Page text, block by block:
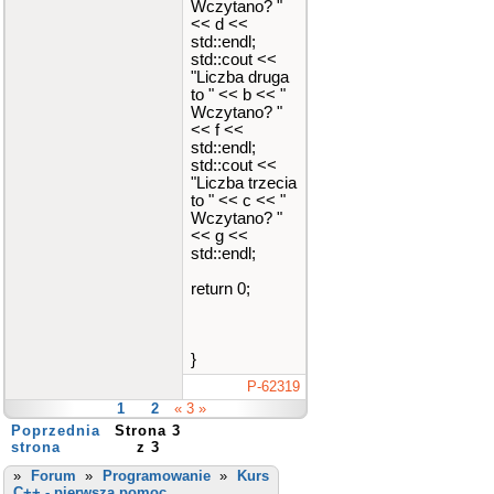
Wczytano? "
<< d <<
std::endl;
std::cout <<
"Liczba druga
to " << b << "
Wczytano? "
<< f <<
std::endl;
std::cout <<
"Liczba trzecia
to " << c << "
Wczytano? "
<< g <<
std::endl;
return 0;
}
P-62319
1
2
« 3 »
Poprzednia
strona
Strona 3
z 3
»
Forum » Programowanie»
Kurs